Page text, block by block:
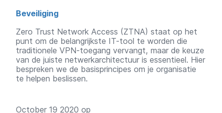
Beveiliging
Zero Trust Network Access (ZTNA) staat op het
punt om de belangrijkste IT-tool te worden die
traditionele VPN-toegang vervangt, maar de keuze
van de juiste netwerkarchitectuur is essentieel. Hier
bespreken we de basisprincipes om je organisatie
te helpen beslissen.
October 19 2020 op